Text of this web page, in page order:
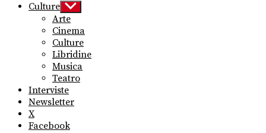
Culture Show
sub
menu
Arte
Cinema
Culture
Libridine
Musica
Teatro
Interviste
Newsletter
X
Facebook